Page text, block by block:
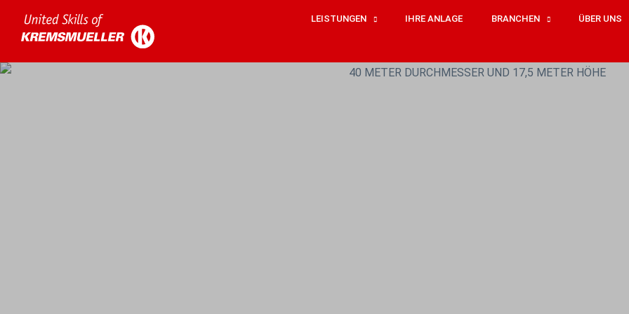
LEISTUNGEN IHRE ANLAGE BRANCHEN ÜBER UNS